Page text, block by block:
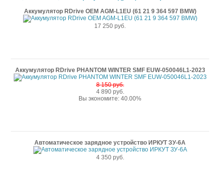
Аккумулятор RDrive OEM AGM-L1EU (61 21 9 364 597 BMW)
17 250 руб.
Аккумулятор RDrive PHANTOM WINTER SMF EUW-050046L1-2023
8 150 руб.
4 890 руб.
Вы экономите: 40.00%
Автоматическое зарядное устройство ИРКУТ ЗУ-6А
4 350 руб.